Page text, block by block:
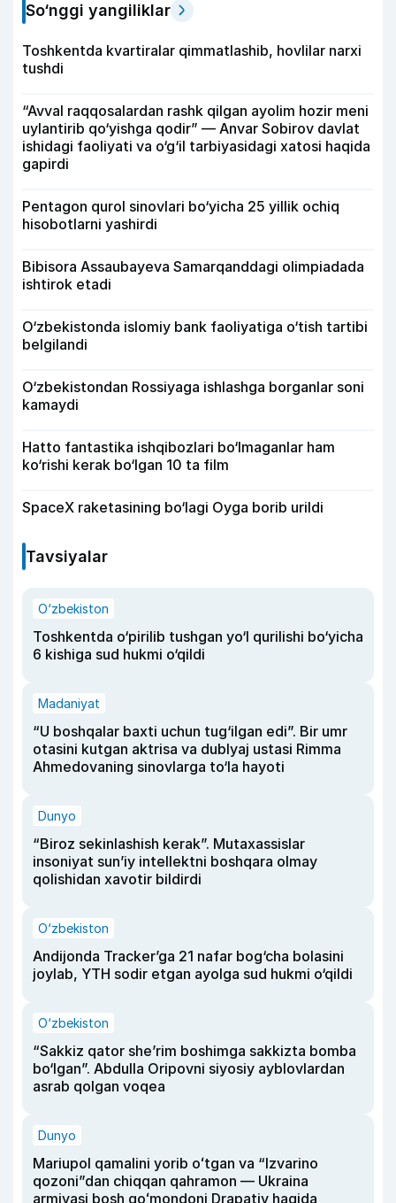
So‘nggi yangiliklar
Toshkentda kvartiralar qimmatlashib, hovlilar narxi
tushdi
“Avval raqqosalardan rashk qilgan ayolim hozir meni
uylantirib qo‘yishga qodir” — Anvar Sobirov davlat
ishidagi faoliyati va o‘g‘il tarbiyasidagi xatosi haqida
gapirdi
Pentagon qurol sinovlari bo‘yicha 25 yillik ochiq
hisobotlarni yashirdi
Bibisora Assaubayeva Samarqanddagi olimpiadada
ishtirok etadi
O‘zbekistonda islomiy bank faoliyatiga o‘tish tartibi
belgilandi
O‘zbekistondan Rossiyaga ishlashga borganlar soni
kamaydi
Hatto fantastika ishqibozlari bo‘lmaganlar ham
ko‘rishi kerak bo‘lgan 10 ta film
SpaceX raketasining bo‘lagi Oyga borib urildi
Tavsiyalar
O‘zbekiston
Toshkentda o‘pirilib tushgan yo‘l qurilishi bo‘yicha
6 kishiga sud hukmi o‘qildi
Madaniyat
“U boshqalar baxti uchun tug‘ilgan edi”. Bir umr
otasini kutgan aktrisa va dublyaj ustasi Rimma
Ahmedovaning sinovlarga to‘la hayoti
Dunyo
“Biroz sekinlashish kerak”. Mutaxassislar
insoniyat sun’iy intellektni boshqara olmay
qolishidan xavotir bildirdi
O‘zbekiston
Andijonda Tracker’ga 21 nafar bog‘cha bolasini
joylab, YTH sodir etgan ayolga sud hukmi o‘qildi
O‘zbekiston
“Sakkiz qator she’rim boshimga sakkizta bomba
bo‘lgan”. Abdulla Oripovni siyosiy ayblovlardan
asrab qolgan voqea
Dunyo
Mariupol qamalini yorib oʻtgan va “Izvarino
qozoni”dan chiqqan qahramon — Ukraina
armiyasi bosh qoʻmondoni Drapatiy haqida